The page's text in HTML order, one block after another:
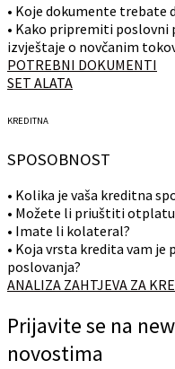
• Koje dokumente trebate
• Kako pripremiti poslovni
izvještaje o novčanim
POTREBNI DOKUMENTI
SET ALATA
KREDITNA
SPOSOBNOST
• Kolika je vaša kreditna
• Možete li priuštiti
• Imate li kolateral?
• Koja vrsta kredita vam je
poslovanja?
ANALIZA ZAHTJEVA ZA
Prijavite se na
novostima